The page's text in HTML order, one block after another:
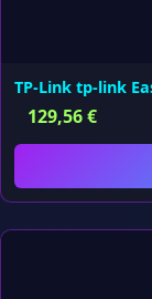
TP-Link tp-link
129,56€